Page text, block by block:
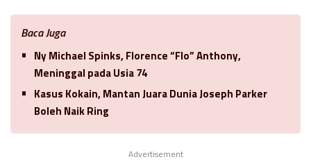
Baca Juga
Ny Michael Spinks, Florence “Flo” Anthony,
Meninggal pada Usia 74
Kasus Kokain, Mantan Juara Dunia Joseph Parker
Boleh Naik Ring
Advertisement